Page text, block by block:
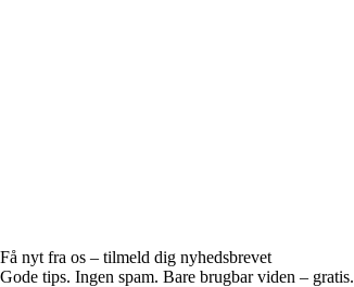
Få nyt fra os – tilmeld dig nyhedsbrevet
Gode tips. Ingen spam. Bare brugbar viden – gratis.